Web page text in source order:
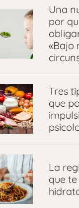
Una
por
«Bajo
Tres
que
La
que